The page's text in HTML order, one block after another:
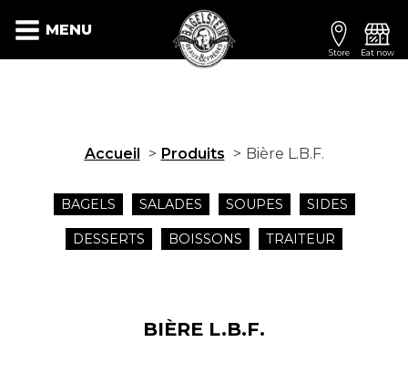
MENU
Store Eat now
Accueil Produits Bière L.B.F.
BAGELS SALADES SOUPES SIDES
DESSERTS BOISSONS TRAITEUR
BIÈRE L.B.F.